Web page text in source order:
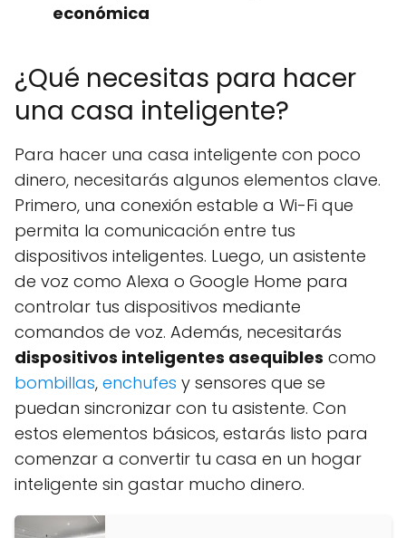
económica
¿Qué necesitas para hacer
una casa inteligente?
Para hacer una casa inteligente con poco
dinero, necesitarás algunos elementos clave.
Primero, una conexión estable a Wi-Fi que
permita la comunicación entre tus
dispositivos inteligentes. Luego, un asistente
de voz como Alexa o Google Home para
controlar tus dispositivos mediante
comandos de voz. Además, necesitarás
dispositivos inteligentes asequibles como
bombillas, enchufes y sensores que se
puedan sincronizar con tu asistente. Con
estos elementos básicos, estarás listo para
comenzar a convertir tu casa en un hogar
inteligente sin gastar mucho dinero.